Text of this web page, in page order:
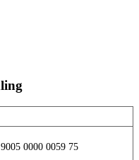
0000 0059 75